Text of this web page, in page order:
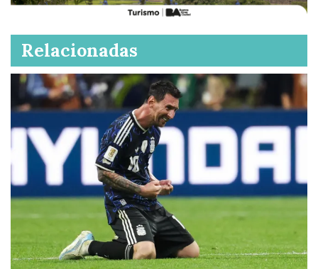
Relacionadas